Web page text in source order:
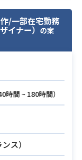
事業部におい
チームと外部
ケーションを
件の制作をサ
(外注管理)をご
集しておりま
手ゲーム会社
したことのあ
れるチャンス
/一部在宅勤務
イナー） の案
時間 ~ 180時間）
ス）